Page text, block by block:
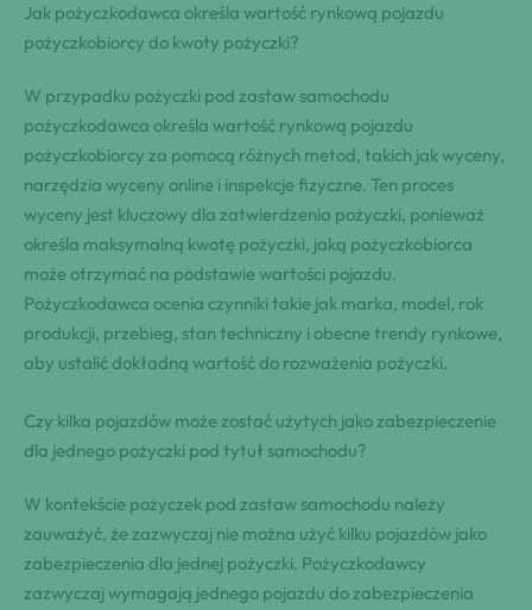
Jak pożyczkodawca określa wartość rynkową pojazdu
pożyczkobiorcy do kwoty pożyczki?
W przypadku pożyczki pod zastaw samochodu
pożyczkodawca określa wartość rynkową pojazdu
pożyczkobiorcy za pomocą różnych metod, takich jak wyceny,
narzędzia wyceny online i inspekcje fizyczne. Ten proces
wyceny jest kluczowy dla zatwierdzenia pożyczki, ponieważ
określa maksymalną kwotę pożyczki, jaką pożyczkobiorca
może otrzymać na podstawie wartości pojazdu.
Pożyczkodawca ocenia czynniki takie jak marka, model, rok
produkcji, przebieg, stan techniczny i obecne trendy rynkowe,
aby ustalić dokładną wartość do rozważenia pożyczki.
Czy kilka pojazdów może zostać użytych jako zabezpieczenie
dla jednego pożyczki pod tytuł samochodu?
W kontekście pożyczek pod zastaw samochodu należy
zauważyć, że zazwyczaj nie można użyć kilku pojazdów jako
zabezpieczenia dla jednej pożyczki. Pożyczkodawcy
zazwyczaj wymagają jednego pojazdu do zabezpieczenia